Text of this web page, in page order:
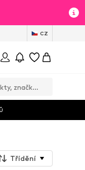
CZ
Třídění